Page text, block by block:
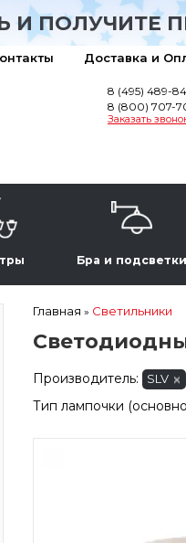
И ПОЛУЧИТЕ
Доставка и
8 (495) 489-
8 (800) 707-
Заказать
Бра и подсветки
Главная » Светильники
Производитель: SLV
Тип лампочки